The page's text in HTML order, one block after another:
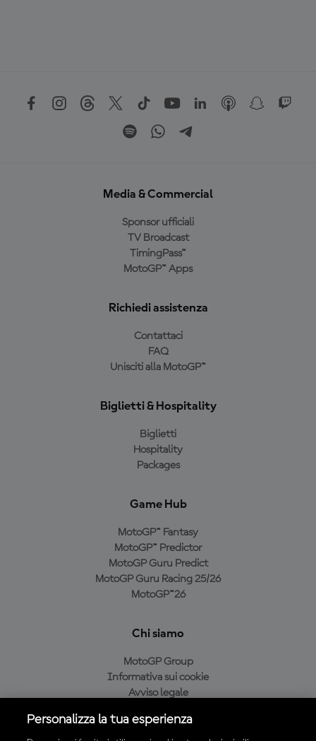
Media & Commercial
Sponsor ufficiali
TV Broadcast
TimingPass™
MotoGP™ Apps
Richiedi assistenza
Contattaci
FAQ
Unisciti alla MotoGP™
Biglietti & Hospitality
Biglietti
Hospitality
Packages
Game Hub
MotoGP™ Fantasy
MotoGP™ Predictor
MotoGP Guru Predict
MotoGP Guru Racing 25/26
MotoGP™26
Chi siamo
MotoGP Group
Informativa sui cookie
Avviso legale
Condizioni di acquisto
Personalizza la tua esperienza